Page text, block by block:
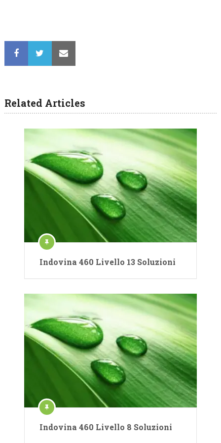
Related Articles
Indovina 460 Livello 13 Soluzioni
Indovina 460 Livello 8 Soluzioni